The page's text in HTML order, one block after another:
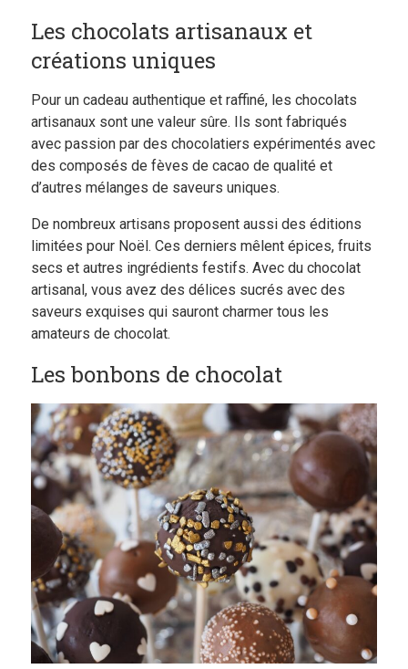
Les chocolats artisanaux et
créations uniques
Pour un cadeau authentique et raffiné, les chocolats
artisanaux sont une valeur sûre. Ils sont fabriqués
avec passion par des chocolatiers expérimentés avec
des composés de fèves de cacao de qualité et
d’autres mélanges de saveurs uniques.
De nombreux artisans proposent aussi des éditions
limitées pour Noël. Ces derniers mêlent épices, fruits
secs et autres ingrédients festifs. Avec du chocolat
artisanal, vous avez des délices sucrés avec des
saveurs exquises qui sauront charmer tous les
amateurs de chocolat.
Les bonbons de chocolat